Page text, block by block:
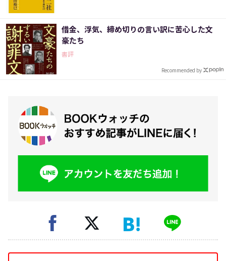
借金、浮気、締め切りの言い訳に苦心した文
豪たち
書評
Recommended by